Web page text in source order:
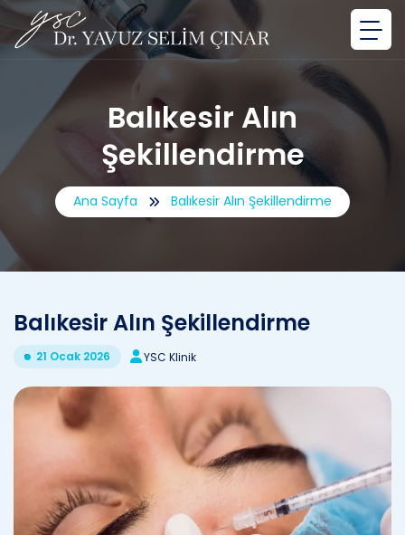
Balıkesir Alın
Şekillendirme
Ana Sayfa Balıkesir Alın Şekillendirme
Balıkesir Alın Şekillendirme
21 Ocak 2026 YSC Klinik